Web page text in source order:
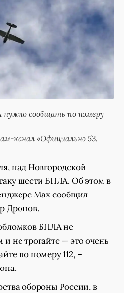
сообщать по номеру
канал «Официально 53.
над Новгородской
шести БПЛА. Об этом в
Мах сообщил
Дронов.
БПЛА не
не трогайте — это очень
по номеру 112, –
обороны России, в